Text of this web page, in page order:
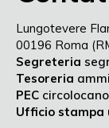
Lungotevere
00196 Roma
Segreteria
Tesoreria
PEC
Ufficio stampa